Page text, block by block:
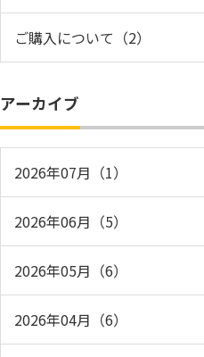
ご購入について（2）
アーカイブ
2026年07月（1）
2026年06月（5）
2026年05月（6）
2026年04月（6）